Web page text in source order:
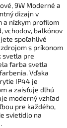
9W Moderné a
dizajn v
a nízkym profilom
vchodov, balkónov
spoľahlivé
s príkonom
svetla pre
farba svetla
Vďaka
IP44 je
a zaisťuje dlhú
moderný vzhľad
pre každého,
svietidlo na